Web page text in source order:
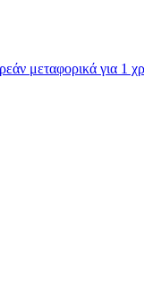
μεταφορικά για 1